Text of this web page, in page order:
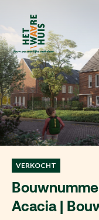
VERKOCHT
Acacia |